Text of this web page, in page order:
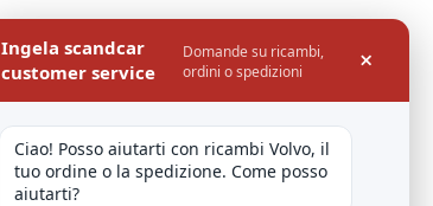
Ingela scandcar
customer service
Domande su ricambi,
ordini o spedizioni
×
Ciao! Posso aiutarti con ricambi Volvo, il
tuo ordine o la spedizione. Come posso
aiutarti?